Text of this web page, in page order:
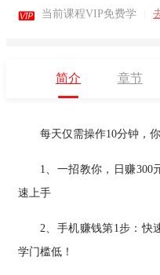
 当前课程VIP免费学
简介 章节
每天仅需操作10分钟，
1、一招教你，日赚300
速上手
2、手机赚钱第1步：快
学门槛低！